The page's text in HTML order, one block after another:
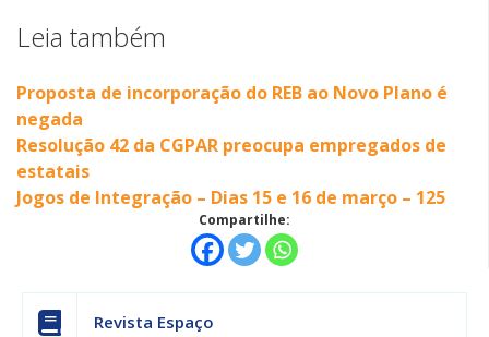
Leia também
Proposta de incorporação do REB ao Novo Plano é
negada
Resolução 42 da CGPAR preocupa empregados de
estatais
Jogos de Integração – Dias 15 e 16 de março – 125
Compartilhe:
Revista Espaço